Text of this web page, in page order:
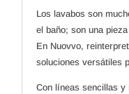
Los lavabos son
el baño; son una
En Nuovvo,
soluciones versátiles
Con líneas sencillas y